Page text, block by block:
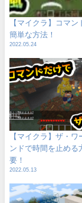
【マイクラ】コマ
簡単な方法！
2022.05.24
【マイクラ】ザ・ワ
ンドで時間を止める
要！
2022.05.13